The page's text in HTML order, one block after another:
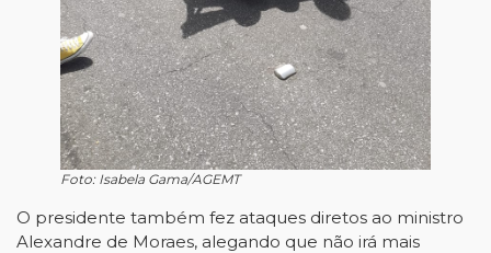
Foto: Isabela Gama/AGEMT
O presidente também fez ataques diretos ao ministro
Alexandre de Moraes, alegando que não irá mais